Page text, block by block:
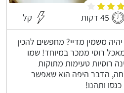
45 דקות קל
משמין מדיי? מחפשים להכין
רוסי ממכר במיוחד! שמו
רוסיות טעימות מתוקות
הדבר היפה הוא שאפשר
ותהנו!